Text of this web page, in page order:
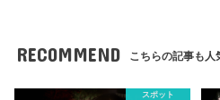
RECOMMEND こちらの記事も人
スポット